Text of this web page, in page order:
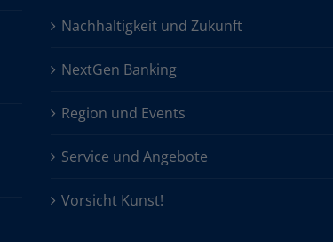
Nachhaltigkeit und Zukunft
NextGen Banking
Region und Events
Service und Angebote
Vorsicht Kunst!